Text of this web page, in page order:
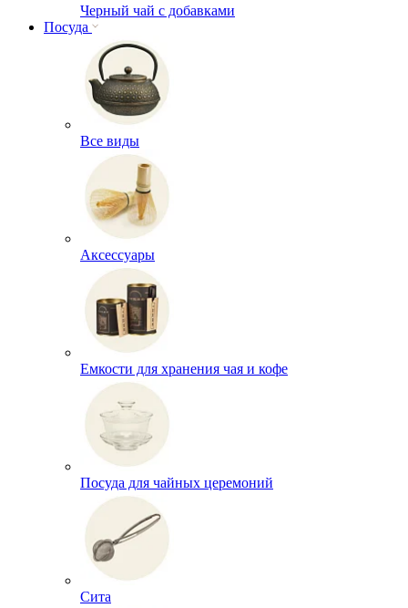
Черный чай с добавками
Посуда
Все виды
Аксессуары
Емкости для хранения чая и кофе
Посуда для чайных церемоний
Сита